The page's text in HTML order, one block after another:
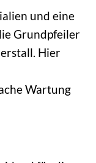
und eine
Grundpfeiler
Hier
Wartung